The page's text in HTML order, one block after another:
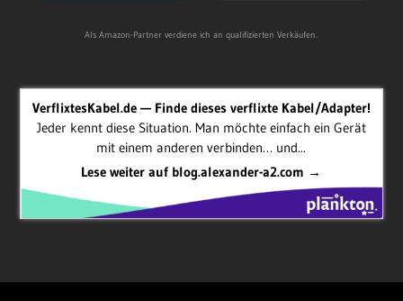
Als Amazon-Partner verdiene ich an qualifizierten Verkäufen.
VerflixtesKabel.de — Finde dieses verflixte Kabel/Adapter!
Jeder kennt diese Situation. Man möchte einfach ein Gerät
mit einem anderen verbinden… und...
Lese weiter auf blog.alexander-a2.com →